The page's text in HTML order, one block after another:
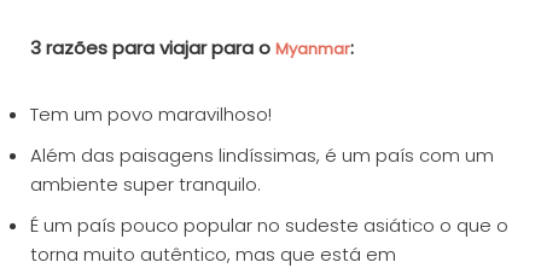
3 razões para viajar para o Myanmar:
Tem um povo maravilhoso!
Além das paisagens lindíssimas, é um país com um
ambiente super tranquilo.
É um país pouco popular no sudeste asiático o que o
torna muito autêntico, mas que está em